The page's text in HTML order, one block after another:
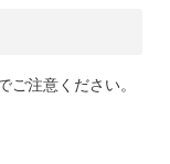
ご注意ください。